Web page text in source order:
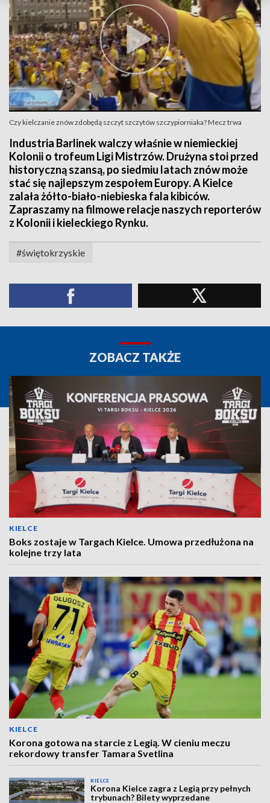
Czy kielczanie znów zdobędą szczyt szczytów szczypiorniaka? Mecz trwa
Industria Barlinek walczy właśnie w niemieckiej
Kolonii o trofeum Ligi Mistrzów. Drużyna stoi przed
historyczną szansą, po siedmiu latach znów może
stać się najlepszym zespołem Europy. A Kielce
zalała żółto-biało-niebieska fala kibiców.
Zapraszamy na filmowe relacje naszych reporterów
z Kolonii i kieleckiego Rynku.
#świętokrzyskie
ZOBACZ TAKŻE
KIELCE
Boks zostaje w Targach Kielce. Umowa przedłużona na
kolejne trzy lata
KIELCE
Korona gotowa na starcie z Legią. W cieniu meczu
rekordowy transfer Tamara Svetlina
KIELCE
Korona Kielce zagra z Legią przy pełnych
trybunach? Bilety wyprzedane